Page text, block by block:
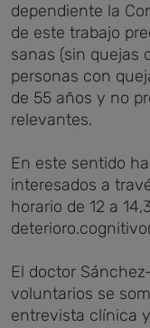
dependiente la
de este trabajo
sanas (sin quejas
personas con
de 55 años y no
relevantes.
En este sentido
interesados a
horario de 12 a
El doctor
voluntarios se
entrevista clínica